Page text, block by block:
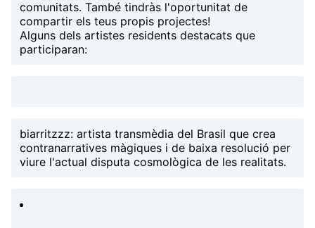
comunitats. També tindràs l'oportunitat de
compartir els teus propis projectes!
Alguns dels artistes residents destacats que
participaran:
biarritzzz: artista transmèdia del Brasil que crea
contranarratives màgiques i de baixa resolució per
viure l'actual disputa cosmològica de les realitats.